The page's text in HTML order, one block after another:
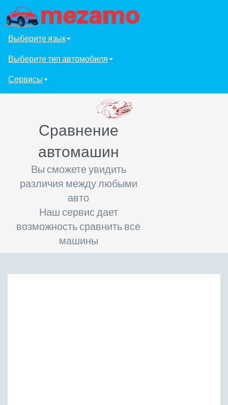
Выберите язык
Выберите тип автомобиля
Сервисы
Сравнение
автомашин
Вы сможете увидить
различия между любыми
авто
Наш сервис дает
возможность сравнить все
машины